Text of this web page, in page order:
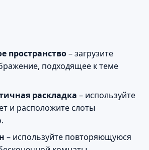
пространство– загрузите
подходящее к теме
раскладка – используйте
и расположите слоты
– используйте повторяющуюся